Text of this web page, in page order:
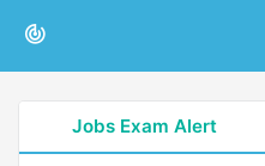
Jobs Exam Alert